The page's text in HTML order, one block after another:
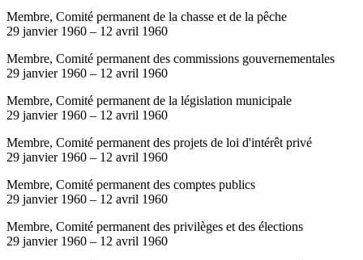
Membre, Comité permanent de la chasse et de la pêche
29 janvier 1960 – 12 avril 1960
Membre, Comité permanent des commissions gouvernementales
29 janvier 1960 – 12 avril 1960
Membre, Comité permanent de la législation municipale
29 janvier 1960 – 12 avril 1960
Membre, Comité permanent des projets de loi d'intérêt privé
29 janvier 1960 – 12 avril 1960
Membre, Comité permanent des comptes publics
29 janvier 1960 – 12 avril 1960
Membre, Comité permanent des privilèges et des élections
29 janvier 1960 – 12 avril 1960